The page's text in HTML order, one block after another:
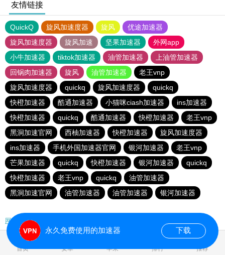
友情链接
QuickQ 旋风加速度器 旋风
优途加速器
旋风加速度器
旋风加速 坚果加速器
外网app
小牛加速器
tiktok加速器 油管加速器
上油管加速器
回锅肉加速器
旋风 油管加速器
老王vnp
旋风加速度器
quickq 旋风加速度器
quickq
快橙加速器
酷通加速器 小猫咪ciash加速器
ins加速器
快橙加速器
quickq 酷通加速器 快橙加速器
老王vnp
黑洞加速官网
西柚加速器 快橙加速器
旋风加速度器
ins加速器
手机外国加速器官网 银河加速器
老王vnp
芒果加速器
quickq 快橙加速器 银河加速器
quickq
快橙加速器
老王vnp quickq
油管加速器
黑洞加速官网
油管加速器 油管加速器 银河加速器
网站地图
首页 安卓 苹果 排行 推荐
永久免费使用的加速器 下载
0.112397s